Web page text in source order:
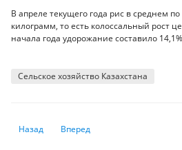
В апреле текущего года рис в среднем по
килограмм, то есть колоссальный рост
начала года удорожание составило
Сельское хозяйство Казахстана
Предыдущий: Численность жертв
Назад Следующий: В 6 из 20
Вперед